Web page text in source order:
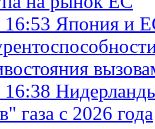
16:53 Япония и
16:38
газа с 2026 года